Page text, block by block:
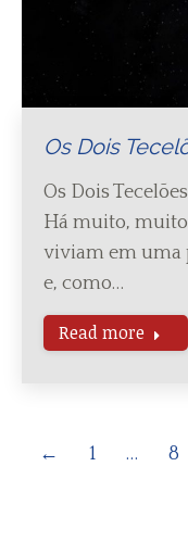
Os Dois
Os Dois
Há muito,
viviam em uma
e, como…
Read more
← 1 … 8